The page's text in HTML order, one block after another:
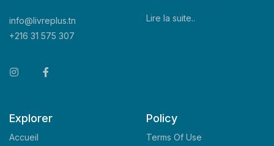
info@livreplus.tn
+216 31 575 307
Lire la suite..
Explorer
Accueil
Policy
Terms Of Use